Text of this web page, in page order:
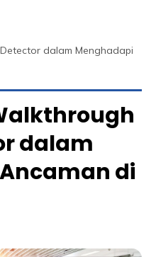
dalam Menghadapi
dalam
di